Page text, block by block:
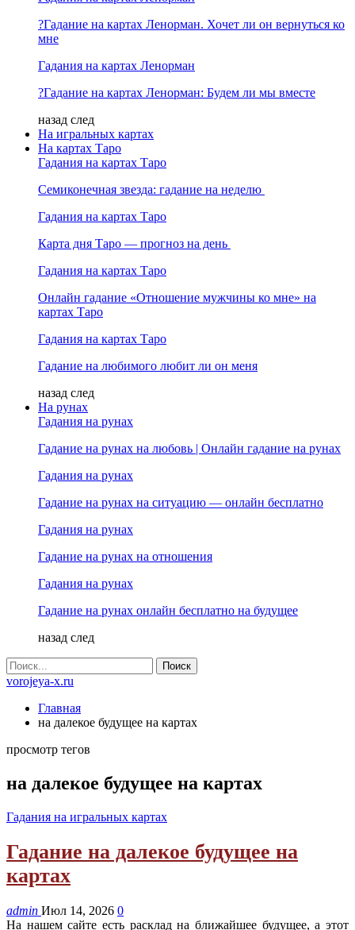
?Гадание на картах Ленорман. Хочет ли он вернуться ко
мне
Гадания на картах Ленорман
?Гадание на картах Ленорман: Будем ли мы вместе
назад след
На игральных картах
На картах Таро
Гадания на картах Таро
Семиконечная звезда: гадание на неделю
Гадания на картах Таро
Карта дня Таро — прогноз на день
Гадания на картах Таро
Онлайн гадание «Отношение мужчины ко мне» на
картах Таро
Гадания на картах Таро
Гадание на любимого любит ли он меня
назад след
На рунах
Гадания на рунах
Гадание на рунах на любовь | Онлайн гадание на рунах
Гадания на рунах
Гадание на рунах на ситуацию — онлайн бесплатно
Гадания на рунах
Гадание на рунах на отношения
Гадания на рунах
Гадание на рунах онлайн бесплатно на будущее
назад след
vorojeya-x.ru
Главная
на далекое будущее на картах
просмотр тегов
на далекое будущее на картах
Гадания на игральных картах
Гадание на далекое будущее на
картах
admin Июл 14, 2026 0
На нашем сайте есть расклад на ближайшее будущее, а этот